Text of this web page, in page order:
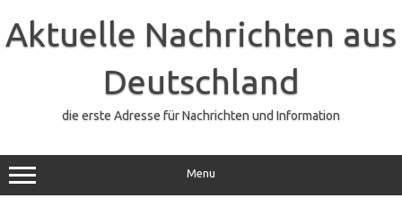
springen
Aktuelle Nachrichten aus
Deutschland
die erste Adresse für Nachrichten und Information
Menu